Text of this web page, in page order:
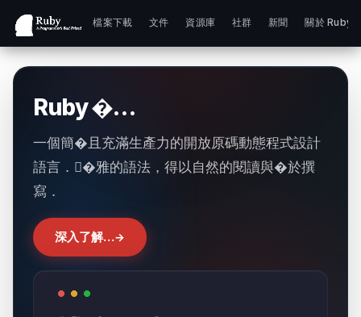
檔案下載 文件 資源庫 社群 新聞 關於 Ruby
Ruby �…
一個簡�且充滿生產力的開放原碼動態程式設計
語言．�雅的語法，得以自然的閱讀與�於撰
寫．
深入了解…